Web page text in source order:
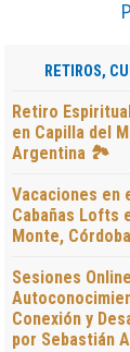
RETIROS,
Retiro
en Capilla del
Argentina 🏞️
Vacaciones en
Cabañas Lofts
Monte,
Sesiones
Conexión y
por Sebastián